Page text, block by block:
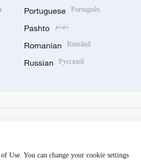
Portuguese Português
Pashto پښتو
Romanian Română
Russian Русский
Use. You can change your cookie settings